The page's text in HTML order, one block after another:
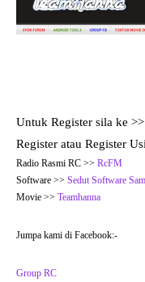
Untuk Register sila ke >>
Register atau Register
Radio Rasmi RC >> RcFM
Software >> Sedut Software
Movie >> Teamhanna
Jumpa kami di Facebook:-
Group RC